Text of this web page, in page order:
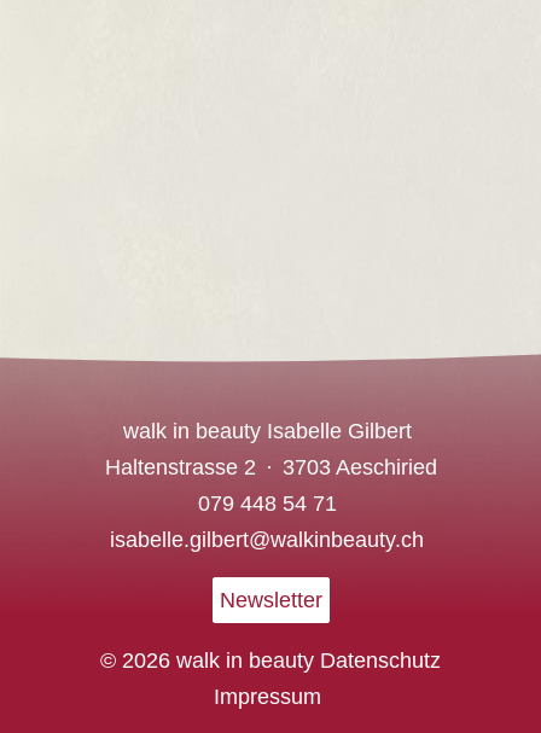
walk in beauty Isabelle Gilbert
Haltenstrasse 2
3703 Aeschiried
079 448 54 71
isabelle.gilbert@walkinbeauty.ch
Newsletter
© 2026 walk in beauty Datenschutz
Impressum